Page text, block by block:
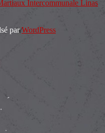
Intercommunale Linas
parWordPress